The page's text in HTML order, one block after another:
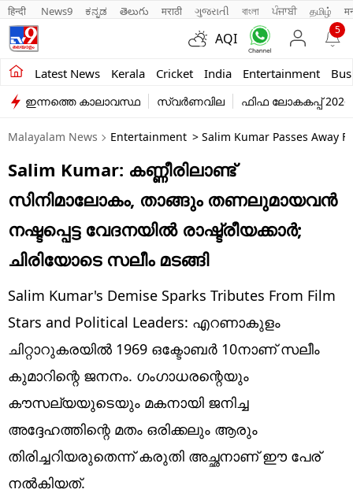
हिन्दी News9 ಕನ್ನಡ తెలుగు मराठी ગુજરાતી বাংলা ਪੰਜਾਬੀ தமிழ்
AQI
5
Latest News Kerala Cricket India Entertainment
Kerala
India
Entertainment
Business
Education
Sports
Lifestyle
world
Technology
Religion
Web Story
Photo
ഇന്നത്തെ കാലാവസ്ഥ സ്വർണവില ഫിഫ ലോകകപ്പ് 2026
Malayalam News Entertainment > Salim Kumar Passes Away
Salim Kumar: കണ്ണീരിലാണ്ട്
സിനിമാലോകം, താങ്ങും തണലുമായവന്‍
നഷ്ടപ്പെട്ട വേദനയില്‍ രാഷ്ട്രീയക്കാര്‍;
ചിരിയോടെ സലീം മടങ്ങി
Salim Kumar's Demise Sparks Tributes From Film
Stars and Political Leaders: എറണാകുളം
ചിറ്റാറുകരയില്‍ 1969 ഒക്ടോബര്‍ 10നാണ് സലീം
കുമാറിന്റെ ജനനം. ഗംഗാധരന്റെയും
കൗസല്യയുടെയും മകനായി ജനിച്ച
അദ്ദേഹത്തിന്റെ മതം ഒരിക്കലും ആരും
തിരിച്ചറിയരുതെന്ന് കരുതി അച്ഛനാണ് ഈ പേര്
നല്‍കിയത്.